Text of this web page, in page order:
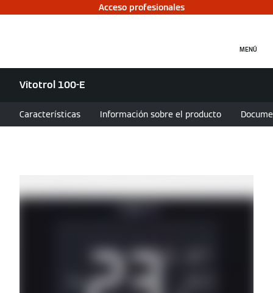
Acceso profesionales
MENÚ
Vitotrol 100-E
Características Información sobre el producto